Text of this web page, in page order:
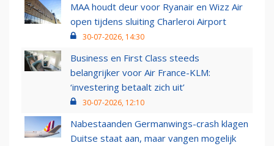
MAA houdt deur voor Ryanair en Wizz Air
open tijdens sluiting Charleroi Airport
30-07-2026, 14:30
Business en First Class steeds
belangrijker voor Air France-KLM:
‘investering betaalt zich uit’
30-07-2026, 12:10
Nabestaanden Germanwings-crash klagen
Duitse staat aan, maar vangen mogelijk